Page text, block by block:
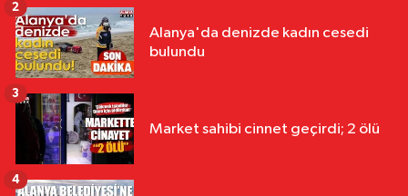
Alanya'da denizde kadın cesedi
bulundu
2
Market sahibi cinnet geçirdi; 2 ölü
3
4